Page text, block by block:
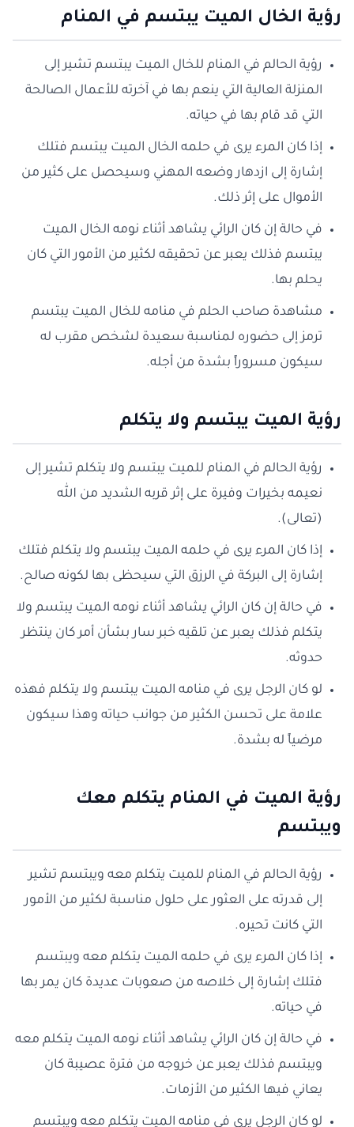
رؤية الخال الميت يبتسم في المنام
رؤية الحالم في المنام للخال الميت يبتسم تشير إلى
المنزلة العالية التي ينعم بها في آخرته للأعمال الصالحة
التي قد قام بها في حياته.
إذا كان المرء يرى في حلمه الخال الميت يبتسم فتلك
إشارة إلى ازدهار وضعه المهني وسيحصل على كثير من
الأموال على إثر ذلك.
في حالة إن كان الرائي يشاهد أثناء نومه الخال الميت
يبتسم فذلك يعبر عن تحقيقه لكثير من الأمور التي كان
يحلم بها.
مشاهدة صاحب الحلم في منامه للخال الميت يبتسم
ترمز إلى حضوره لمناسبة سعيدة لشخص مقرب له
سيكون مسروراً بشدة من أجله.
رؤية الميت يبتسم ولا يتكلم
رؤية الحالم في المنام للميت يبتسم ولا يتكلم تشير إلى
نعيمه بخيرات وفيرة على إثر قربه الشديد من الله
(تعالى).
إذا كان المرء يرى في حلمه الميت يبتسم ولا يتكلم فتلك
إشارة إلى البركة في الرزق التي سيحظى بها لكونه صالح.
في حالة إن كان الرائي يشاهد أثناء نومه الميت يبتسم ولا
يتكلم فذلك يعبر عن تلقيه خبر سار بشأن أمر كان ينتظر
حدوثه.
لو كان الرجل يرى في منامه الميت يبتسم ولا يتكلم فهذه
علامة على تحسن الكثير من جوانب حياته وهذا سيكون
مرضياً له بشدة.
رؤية الميت في المنام يتكلم معك
ويبتسم
رؤية الحالم في المنام للميت يتكلم معه ويبتسم تشير
إلى قدرته على العثور على حلول مناسبة لكثير من الأمور
التي كانت تحيره.
إذا كان المرء يرى في حلمه الميت يتكلم معه ويبتسم
فتلك إشارة إلى خلاصه من صعوبات عديدة كان يمر بها
في حياته.
في حالة إن كان الرائي يشاهد أثناء نومه الميت يتكلم معه
ويبتسم فذلك يعبر عن خروجه من فترة عصيبة كان
يعاني فيها الكثير من الأزمات.
لو كان الرجل يرى في منامه الميت يتكلم معه ويبتسم